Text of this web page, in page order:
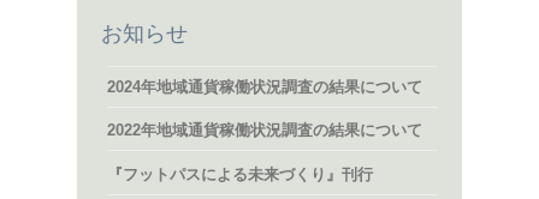
お知らせ
2024年地域通貨稼働状況調査の結果について
2022年地域通貨稼働状況調査の結果について
『フットパスによる未来づくり』刊行